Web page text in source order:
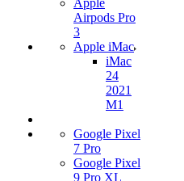
Apple
Airpods Pro
3
Apple iMac
iMac
24
2021
M1
Google Pixel
7 Pro
Google Pixel
9 Pro XL